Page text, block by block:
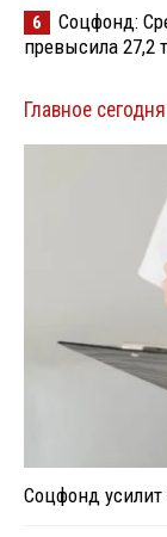
6
Соцфонд:
превысила 27,2
Главное сегодня
Соцфонд